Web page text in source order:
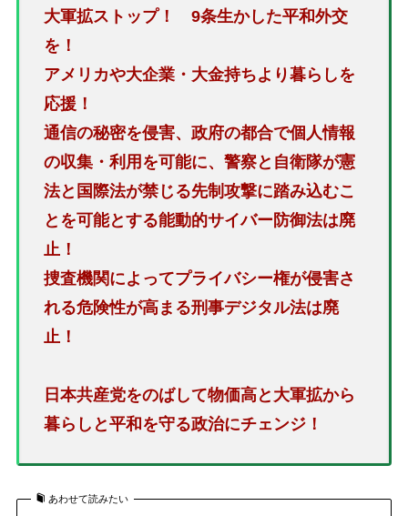
大軍拡ストップ！ 9条生かした平和外交
を！
アメリカや大企業・大金持ちより暮らしを
応援！
通信の秘密を侵害、政府の都合で個人情報
の収集・利用を可能に、警察と自衛隊が憲
法と国際法が禁じる先制攻撃に踏み込むこ
とを可能とする能動的サイバー防御法は廃
止！
捜査機関によってプライバシー権が侵害さ
れる危険性が高まる刑事デジタル法は廃
止！
日本共産党をのばして物価高と大軍拡から
暮らしと平和を守る政治にチェンジ！
あわせて読みたい